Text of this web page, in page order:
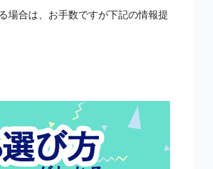
場合は、お手数ですが下記の情報提